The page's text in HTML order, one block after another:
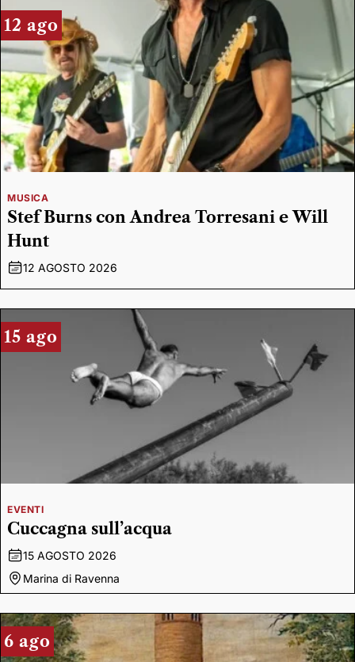
12 ago
MUSICA
Stef Burns con Andrea Torresani e Will
Hunt
12 AGOSTO 2026
15 ago
EVENTI
Cuccagna sull’acqua
15 AGOSTO 2026
Marina di Ravenna
6 ago